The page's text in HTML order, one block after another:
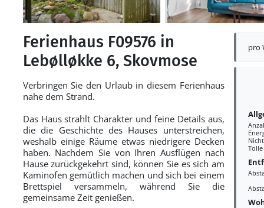
pro
Ferienhaus F09576 in
Lebølløkke 6, Skovmose
Verbringen Sie den Urlaub in diesem Ferienhaus
nahe dem Strand.
Das Haus strahlt Charakter und feine Details aus,
die die Geschichte des Hauses unterstreichen,
weshalb einige Räume etwas niedrigere Decken
haben. Nachdem Sie von Ihren Ausflügen nach
Hause zurückgekehrt sind, können Sie es sich am
Kaminofen gemütlich machen und sich bei einem
Brettspiel versammeln, während Sie die
gemeinsame Zeit genießen.